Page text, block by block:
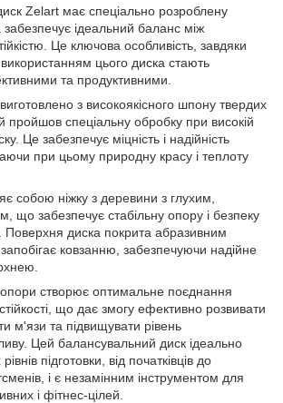
Zelart має спеціально розроблену
ідеальний баланс між
Це ключова особливість, завдяки
цього диска стають
та продуктивними.
з високоякісного шпону твердих
пройшов спеціальну обробку при високій
Це забезпечує міцність і надійність
при цьому природну красу і теплоту
собою ніжку з деревини з глухим,
що забезпечує стабільну опору і безпеку
Поверхня диска покрита абразивним
ковзанню, забезпечуючи надійне
створює оптимальне поєднання
що дає змогу ефективно розвивати
м'язи та підвищувати рівень
Цей балансувальний диск ідеально
підготовки, від початківців до
і є незамінним інструментом для
і фітнес-цілей.